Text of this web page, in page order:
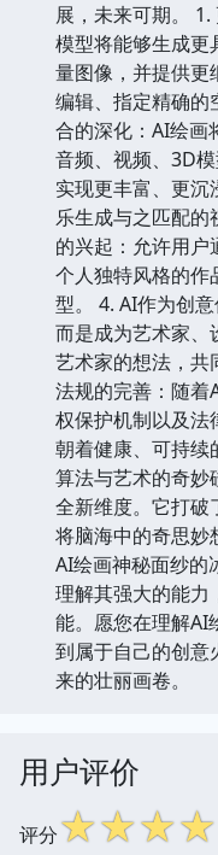
展，未来可期。
模型将能够生成更
量图像，并提供更
编辑、指定精确的
合的深化：AI绘画
音频、视频、3D
实现更丰富、更
乐生成与之匹配的
的兴起：允许用
个人独特风格的作
型。 4. AI作为创
而是成为艺术家、
艺术家的想法，共
法规的完善：随着
权保护机制以及法
朝着健康、可持续
算法与艺术的奇妙
全新维度。它打破
将脑海中的奇思妙
AI绘画神秘面纱的
理解其强大的能力
能。愿您在理解AI
到属于自己的创意
来的壮丽画卷。
用户评价
评分☆☆☆☆